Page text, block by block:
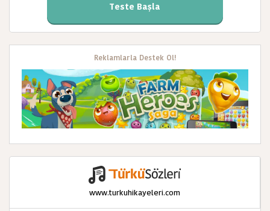
Teste Başla
Reklamlarla Destek Ol!
www.turkuhikayeleri.com